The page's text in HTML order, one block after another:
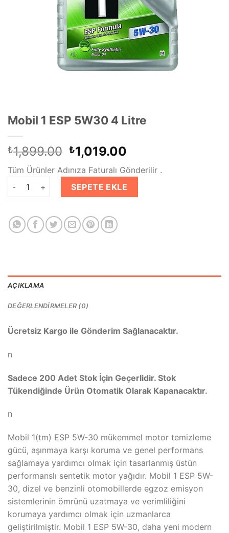
Mobil 1 ESP 5W30 4 Litre
₺1,899.00 Orijinal
fiyat:
₺1,899.00.
₺1,019.00
andaki
fiyat:
₺1,019.00.
Tüm Ürünler Adınıza Faturalı Gönderilir .
Mobil 1 ESP 5W30 4 Litre adet
SEPETE EKLE
AÇIKLAMA
DEĞERLENDIRMELER (0)
Ücretsiz Kargo ile Gönderim Sağlanacaktır.
n
Sadece 200 Adet Stok İçin Geçerlidir. Stok
Tükendiğinde Ürün Otomatik Olarak Kapanacaktır.
n
Mobil 1(tm) ESP 5W-30 mükemmel motor temizleme
gücü, aşınmaya karşı koruma ve genel performans
sağlamaya yardımcı olmak için tasarlanmış üstün
performanslı sentetik motor yağıdır. Mobil 1 ESP 5W-
30, dizel ve benzinli otomobillerde egzoz emisyon
sistemlerinin ömrünü uzatmaya ve verimliliğini
korumaya yardımcı olmak için uzmanlarca
geliştirilmiştir. Mobil 1 ESP 5W-30, daha yeni modern